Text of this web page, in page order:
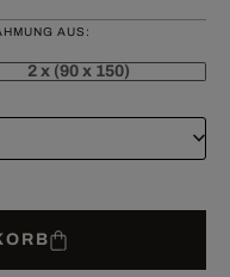
AUS:
2 x (90 x 150)